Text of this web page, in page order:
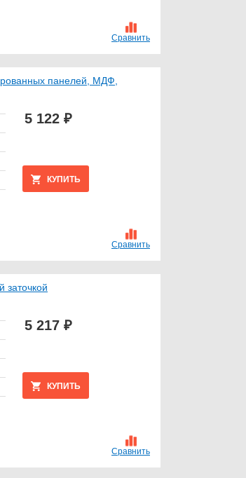
Сравнить
Сравнить
панелей, МДФ,
КУПИТЬ
5 122 ₽
Сравнить
заточкой
КУПИТЬ
5 217 ₽